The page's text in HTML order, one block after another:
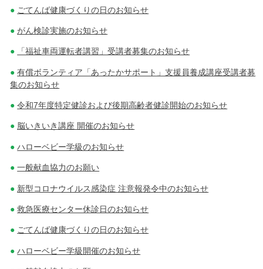
ごてんば健康づくりの日のお知らせ
がん検診実施のお知らせ
「福祉車両運転者講習」受講者募集のお知らせ
有償ボランティア「あったかサポート」支援員養成講座受講者募
集のお知らせ
令和7年度特定健診および後期高齢者健診開始のお知らせ
脳いきいき講座 開催のお知らせ
ハローベビー学級のお知らせ
一般献血協力のお願い
新型コロナウイルス感染症 注意報発令中のお知らせ
救急医療センター休診日のお知らせ
ごてんば健康づくりの日のお知らせ
ハローベビー学級開催のお知らせ